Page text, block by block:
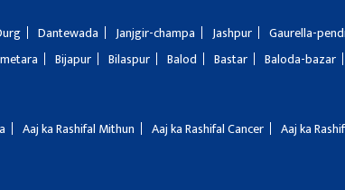
Dantewada Janjgir-champa Jashpur Gaurella-
Bijapur Bilaspur Balod Bastar Baloda-bazar
Aaj ka Rashifal Mithun Aaj ka Rashifal Cancer Aaj ka